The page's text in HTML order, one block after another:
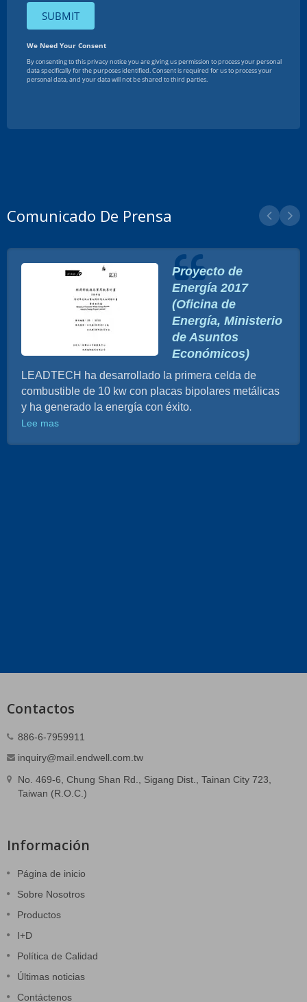
Comunicado De Prensa
Proyecto de
Energía 2017
(Oficina de
Energía, Ministerio
de Asuntos
Económicos)
LEADTECH ha desarrollado la primera celda de
combustible de 10 kw con placas bipolares metálicas
y ha generado la energía con éxito.
Lee mas
Contactos
886-6-7959911
inquiry@mail.endwell.com.tw
No. 469-6, Chung Shan Rd., Sigang Dist., Tainan City 723,
Taiwan (R.O.C.)
Información
Página de inicio
Sobre Nosotros
Productos
I+D
Política de Calidad
Últimas noticias
Contáctenos